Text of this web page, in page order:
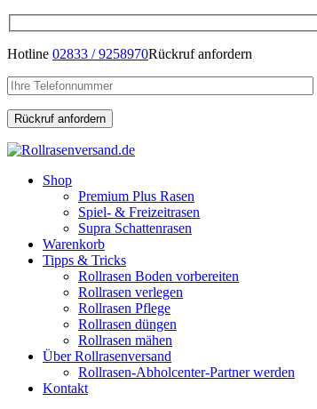
Hotline 02833 / 9258970Rückruf anfordern
Shop
Premium Plus Rasen
Spiel- & Freizeitrasen
Supra Schattenrasen
Warenkorb
Tipps & Tricks
Rollrasen Boden vorbereiten
Rollrasen verlegen
Rollrasen Pflege
Rollrasen düngen
Rollrasen mähen
Über Rollrasenversand
Rollrasen-Abholcenter-Partner werden
Kontakt